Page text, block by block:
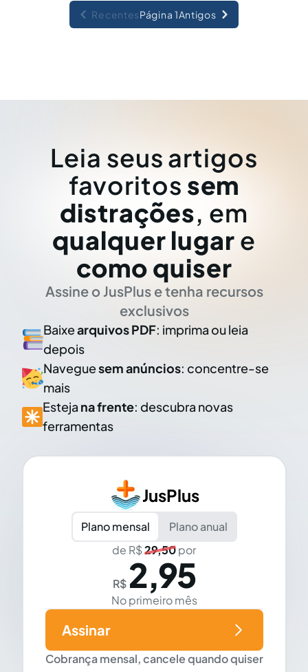
RecentesPágina 1Antigos
Leia seus artigos
favoritos sem
distrações, em
qualquer lugar e
como quiser
Assine o JusPlus e tenha recursos
exclusivos
Baixearquivos PDF: imprima ou leia
depois
Naveguesem anúncios: concentre-se
mais
Esteja na frente: descubra novas
ferramentas
JusPlus
Plano mensal
Plano anual
de R$29,50por
R$ 2,95
No primeiro mês
Cobrança mensal, cancele quando quiser
Assinar